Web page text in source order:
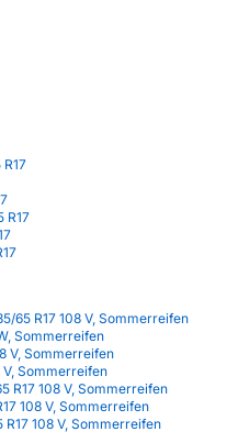
R17
65 R17 108 V, Sommerreifen
Sommerreifen
V, Sommerreifen
V, Sommerreifen
R17 108 V, Sommerreifen
108 V, Sommerreifen
108 V, Sommerreifen